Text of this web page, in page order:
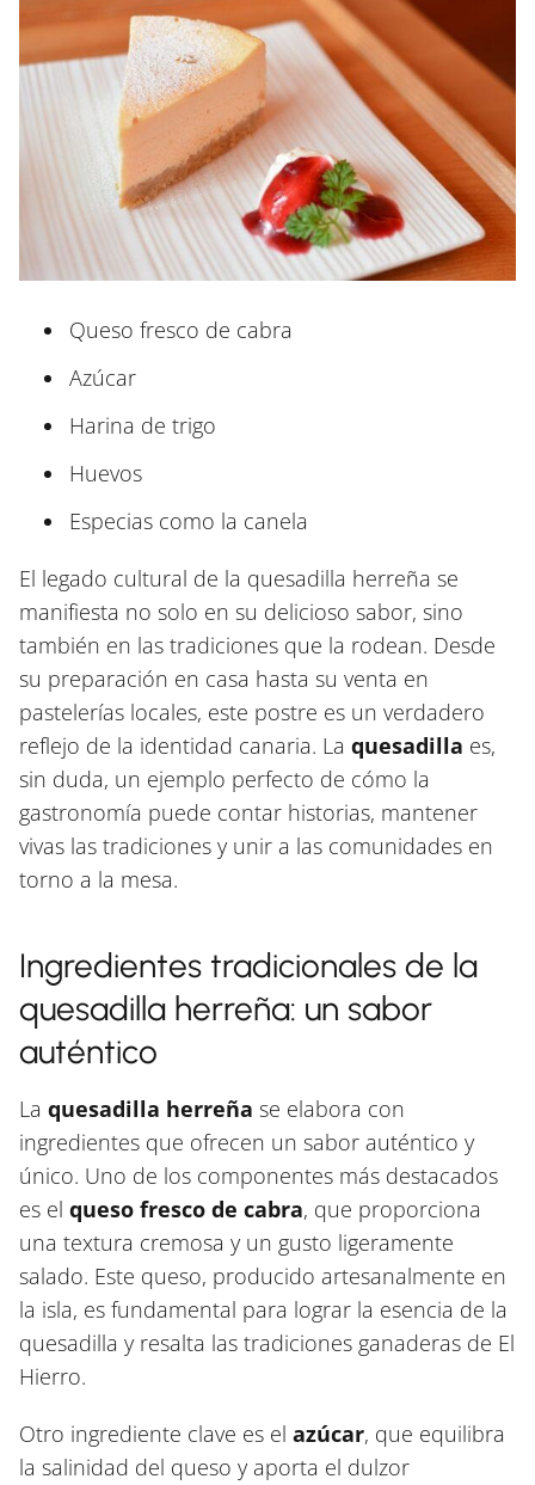
Queso fresco de cabra
Azúcar
Harina de trigo
Huevos
Especias como la canela
El legado cultural de la quesadilla herreña se
manifiesta no solo en su delicioso sabor, sino
también en las tradiciones que la rodean. Desde
su preparación en casa hasta su venta en
pastelerías locales, este postre es un verdadero
reflejo de la identidad canaria. La quesadilla es,
sin duda, un ejemplo perfecto de cómo la
gastronomía puede contar historias, mantener
vivas las tradiciones y unir a las comunidades en
torno a la mesa.
Ingredientes tradicionales de la
quesadilla herreña: un sabor
auténtico
La quesadilla herreña se elabora con
ingredientes que ofrecen un sabor auténtico y
único. Uno de los componentes más destacados
es el queso fresco de cabra, que proporciona
una textura cremosa y un gusto ligeramente
salado. Este queso, producido artesanalmente en
la isla, es fundamental para lograr la esencia de la
quesadilla y resalta las tradiciones ganaderas de El
Hierro.
Otro ingrediente clave es el azúcar, que equilibra
la salinidad del queso y aporta el dulzor